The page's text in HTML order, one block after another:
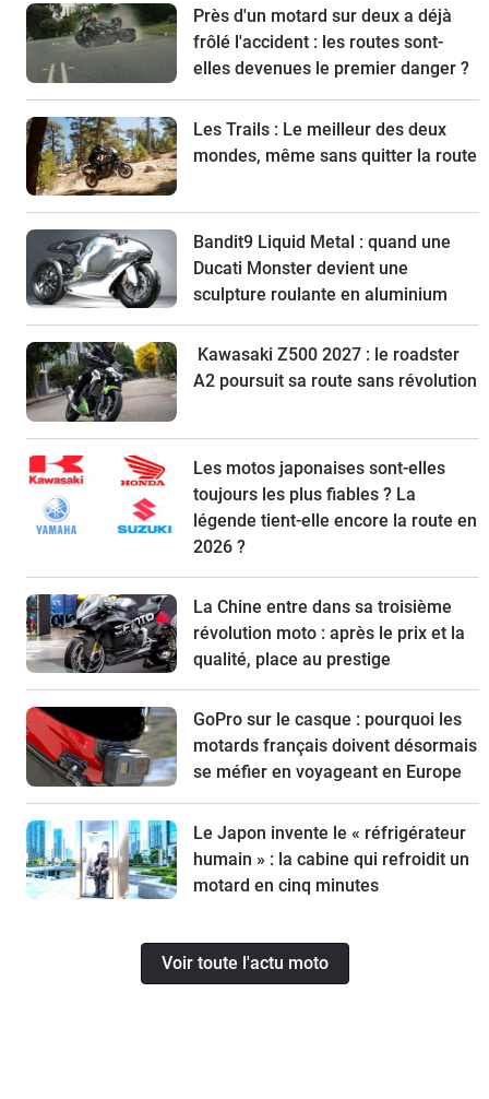
Près d'un motard sur deux a déjà
frôlé l'accident : les routes sont-
elles devenues le premier danger ?
Les Trails : Le meilleur des deux
mondes, même sans quitter la route
Bandit9 Liquid Metal : quand une
Ducati Monster devient une
sculpture roulante en aluminium
Kawasaki Z500 2027 : le roadster
A2 poursuit sa route sans révolution
Les motos japonaises sont-elles
toujours les plus fiables ? La
légende tient-elle encore la route en
2026 ?
La Chine entre dans sa troisième
révolution moto : après le prix et la
qualité, place au prestige
GoPro sur le casque : pourquoi les
motards français doivent désormais
se méfier en voyageant en Europe
Le Japon invente le « réfrigérateur
humain » : la cabine qui refroidit un
motard en cinq minutes
Voir toute l'actu moto